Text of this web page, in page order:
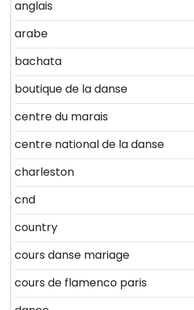
anglais
arabe
bachata
boutique de la danse
centre du marais
centre national de la danse
charleston
cnd
country
cours danse mariage
cours de flamenco paris